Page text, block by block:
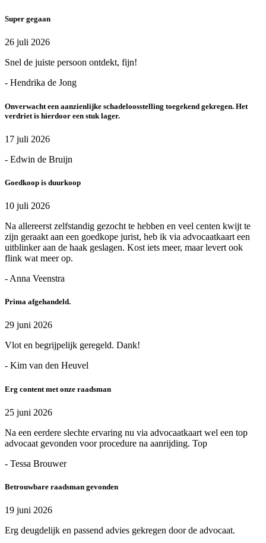
Super gegaan
26 juli 2026
Snel de juiste persoon ontdekt, fijn!
- Hendrika de Jong
Onverwacht een aanzienlijke schadeloosstelling toegekend gekregen. Het
verdriet is hierdoor een stuk lager.
17 juli 2026
- Edwin de Bruijn
Goedkoop is duurkoop
10 juli 2026
Na allereerst zelfstandig gezocht te hebben en veel centen kwijt te
zijn geraakt aan een goedkope jurist, heb ik via advocaatkaart een
uitblinker aan de haak geslagen. Kost iets meer, maar levert ook
flink wat meer op.
- Anna Veenstra
Prima afgehandeld.
29 juni 2026
Vlot en begrijpelijk geregeld. Dank!
- Kim van den Heuvel
Erg content met onze raadsman
25 juni 2026
Na een eerdere slechte ervaring nu via advocaatkaart wel een top
advocaat gevonden voor procedure na aanrijding. Top
- Tessa Brouwer
Betrouwbare raadsman gevonden
19 juni 2026
Erg deugdelijk en passend advies gekregen door de advocaat.